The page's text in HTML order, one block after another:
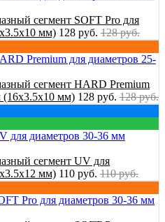
сегмент SOFT Pro для
мм) 128 руб. 128 руб.
сегмент HARD Premium
(16х3.5х10 мм) 128 руб. 128 руб.
сегмент UV для
мм) 110 руб. 110 руб.